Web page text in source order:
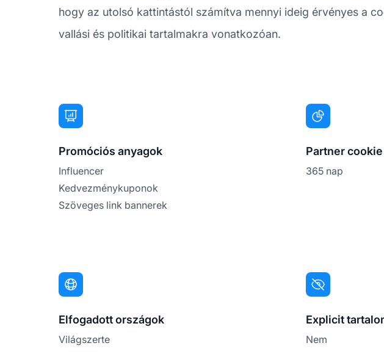
hogy az utolsó kattintástól számítva mennyi ideig érvényes a
vallási és politikai tartalmakra vonatkozóan.
Promóciós anyagok
Influencer
Kedvezménykuponok
Szöveges link bannerek
Partner
365 nap
Elfogadott országok
Világszerte
Explicit
Nem